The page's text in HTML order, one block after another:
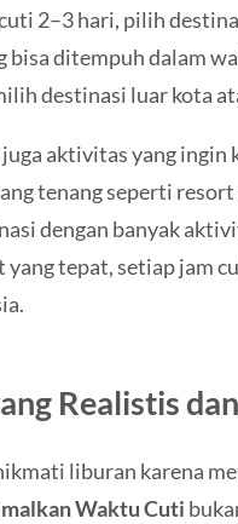
2–3 hari, pilih
bisa ditempuh dalam
destinasi luar kota
aktivitas yang ingin
tenang seperti
dengan banyak
tepat, setiap jam
Realistis
liburan karena
Waktu Cuti